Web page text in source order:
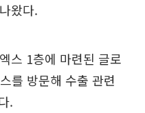
왔다.
스 1층에 마련된 글로
를 방문해 수출 관련
.